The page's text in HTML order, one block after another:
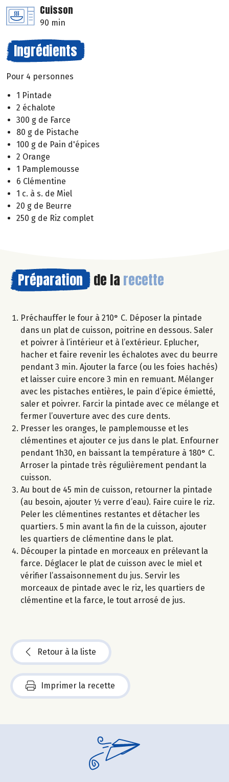
Cuisson
90 min
Ingrédients
Pour 4 personnes
1 Pintade
2 échalote
300 g de Farce
80 g de Pistache
100 g de Pain d'épices
2 Orange
1 Pamplemousse
6 Clémentine
1 c. à s. de Miel
20 g de Beurre
250 g de Riz complet
Préparation de la recette
Préchauffer le four à 210° C. Déposer la pintade
dans un plat de cuisson, poitrine en dessous. Saler
et poivrer à l’intérieur et à l’extérieur. Eplucher,
hacher et faire revenir les échalotes avec du beurre
pendant 3 min. Ajouter la farce (ou les foies hachés)
et laisser cuire encore 3 min en remuant. Mélanger
avec les pistaches entières, le pain d’épice émietté,
saler et poivrer. Farcir la pintade avec ce mélange et
fermer l’ouverture avec des cure dents.
Presser les oranges, le pamplemousse et les
clémentines et ajouter ce jus dans le plat. Enfourner
pendant 1h30, en baissant la température à 180° C.
Arroser la pintade très régulièrement pendant la
cuisson.
Au bout de 45 min de cuisson, retourner la pintade
(au besoin, ajouter ½ verre d’eau). Faire cuire le riz.
Peler les clémentines restantes et détacher les
quartiers. 5 min avant la fin de la cuisson, ajouter
les quartiers de clémentine dans le plat.
Découper la pintade en morceaux en prélevant la
farce. Déglacer le plat de cuisson avec le miel et
vérifier l’assaisonnement du jus. Servir les
morceaux de pintade avec le riz, les quartiers de
clémentine et la farce, le tout arrosé de jus.
Retour à la liste
Imprimer la recette